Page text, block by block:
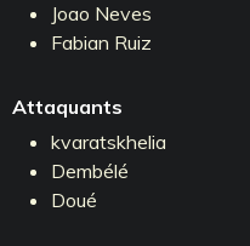
Joao Neves
Fabian Ruiz
Attaquants
kvaratskhelia
Dembélé
Doué